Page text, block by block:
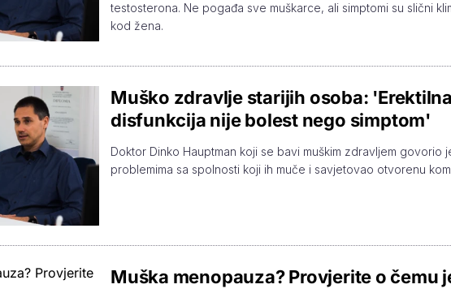
testosterona. Ne pogađa sve muškarce, ali simptomi su slični
kod žena.
Muško zdravlje starijih osoba: 'Erektilna
disfunkcija nije bolest nego simptom'
Doktor Dinko Hauptman koji se bavi muškim zdravljem govorio
problemima sa spolnosti koji ih muče i savjetovao otvorenu
Muška menopauza? Provjerite o čemu